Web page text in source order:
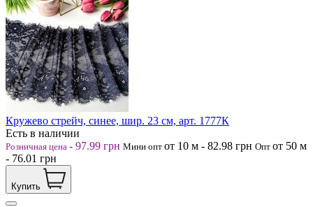
Кружево стрейч, синее, шир. 23 см, арт. 1777К
Есть в наличии
Розничная цена - 97.99 грн Мини опт от 10 м - 82.98 грн Опт от 50 м
- 76.01 грн
Купить